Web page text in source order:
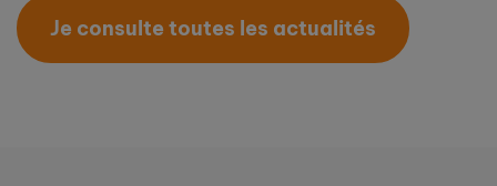
Je consulte toutes les actualités